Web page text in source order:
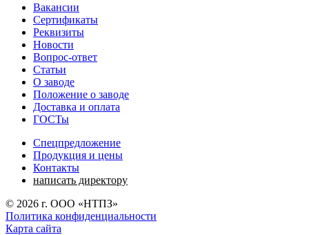
Вакансии
Сертификаты
Реквизиты
Новости
Вопрос-ответ
Статьи
О заводе
Положение о заводе
Доставка и оплата
ГОСТы
Спецпредложение
Продукция и цены
Контакты
написать директору
© 2026 г. ООО «НТПЗ»
Политика конфиденциальности
Карта сайта